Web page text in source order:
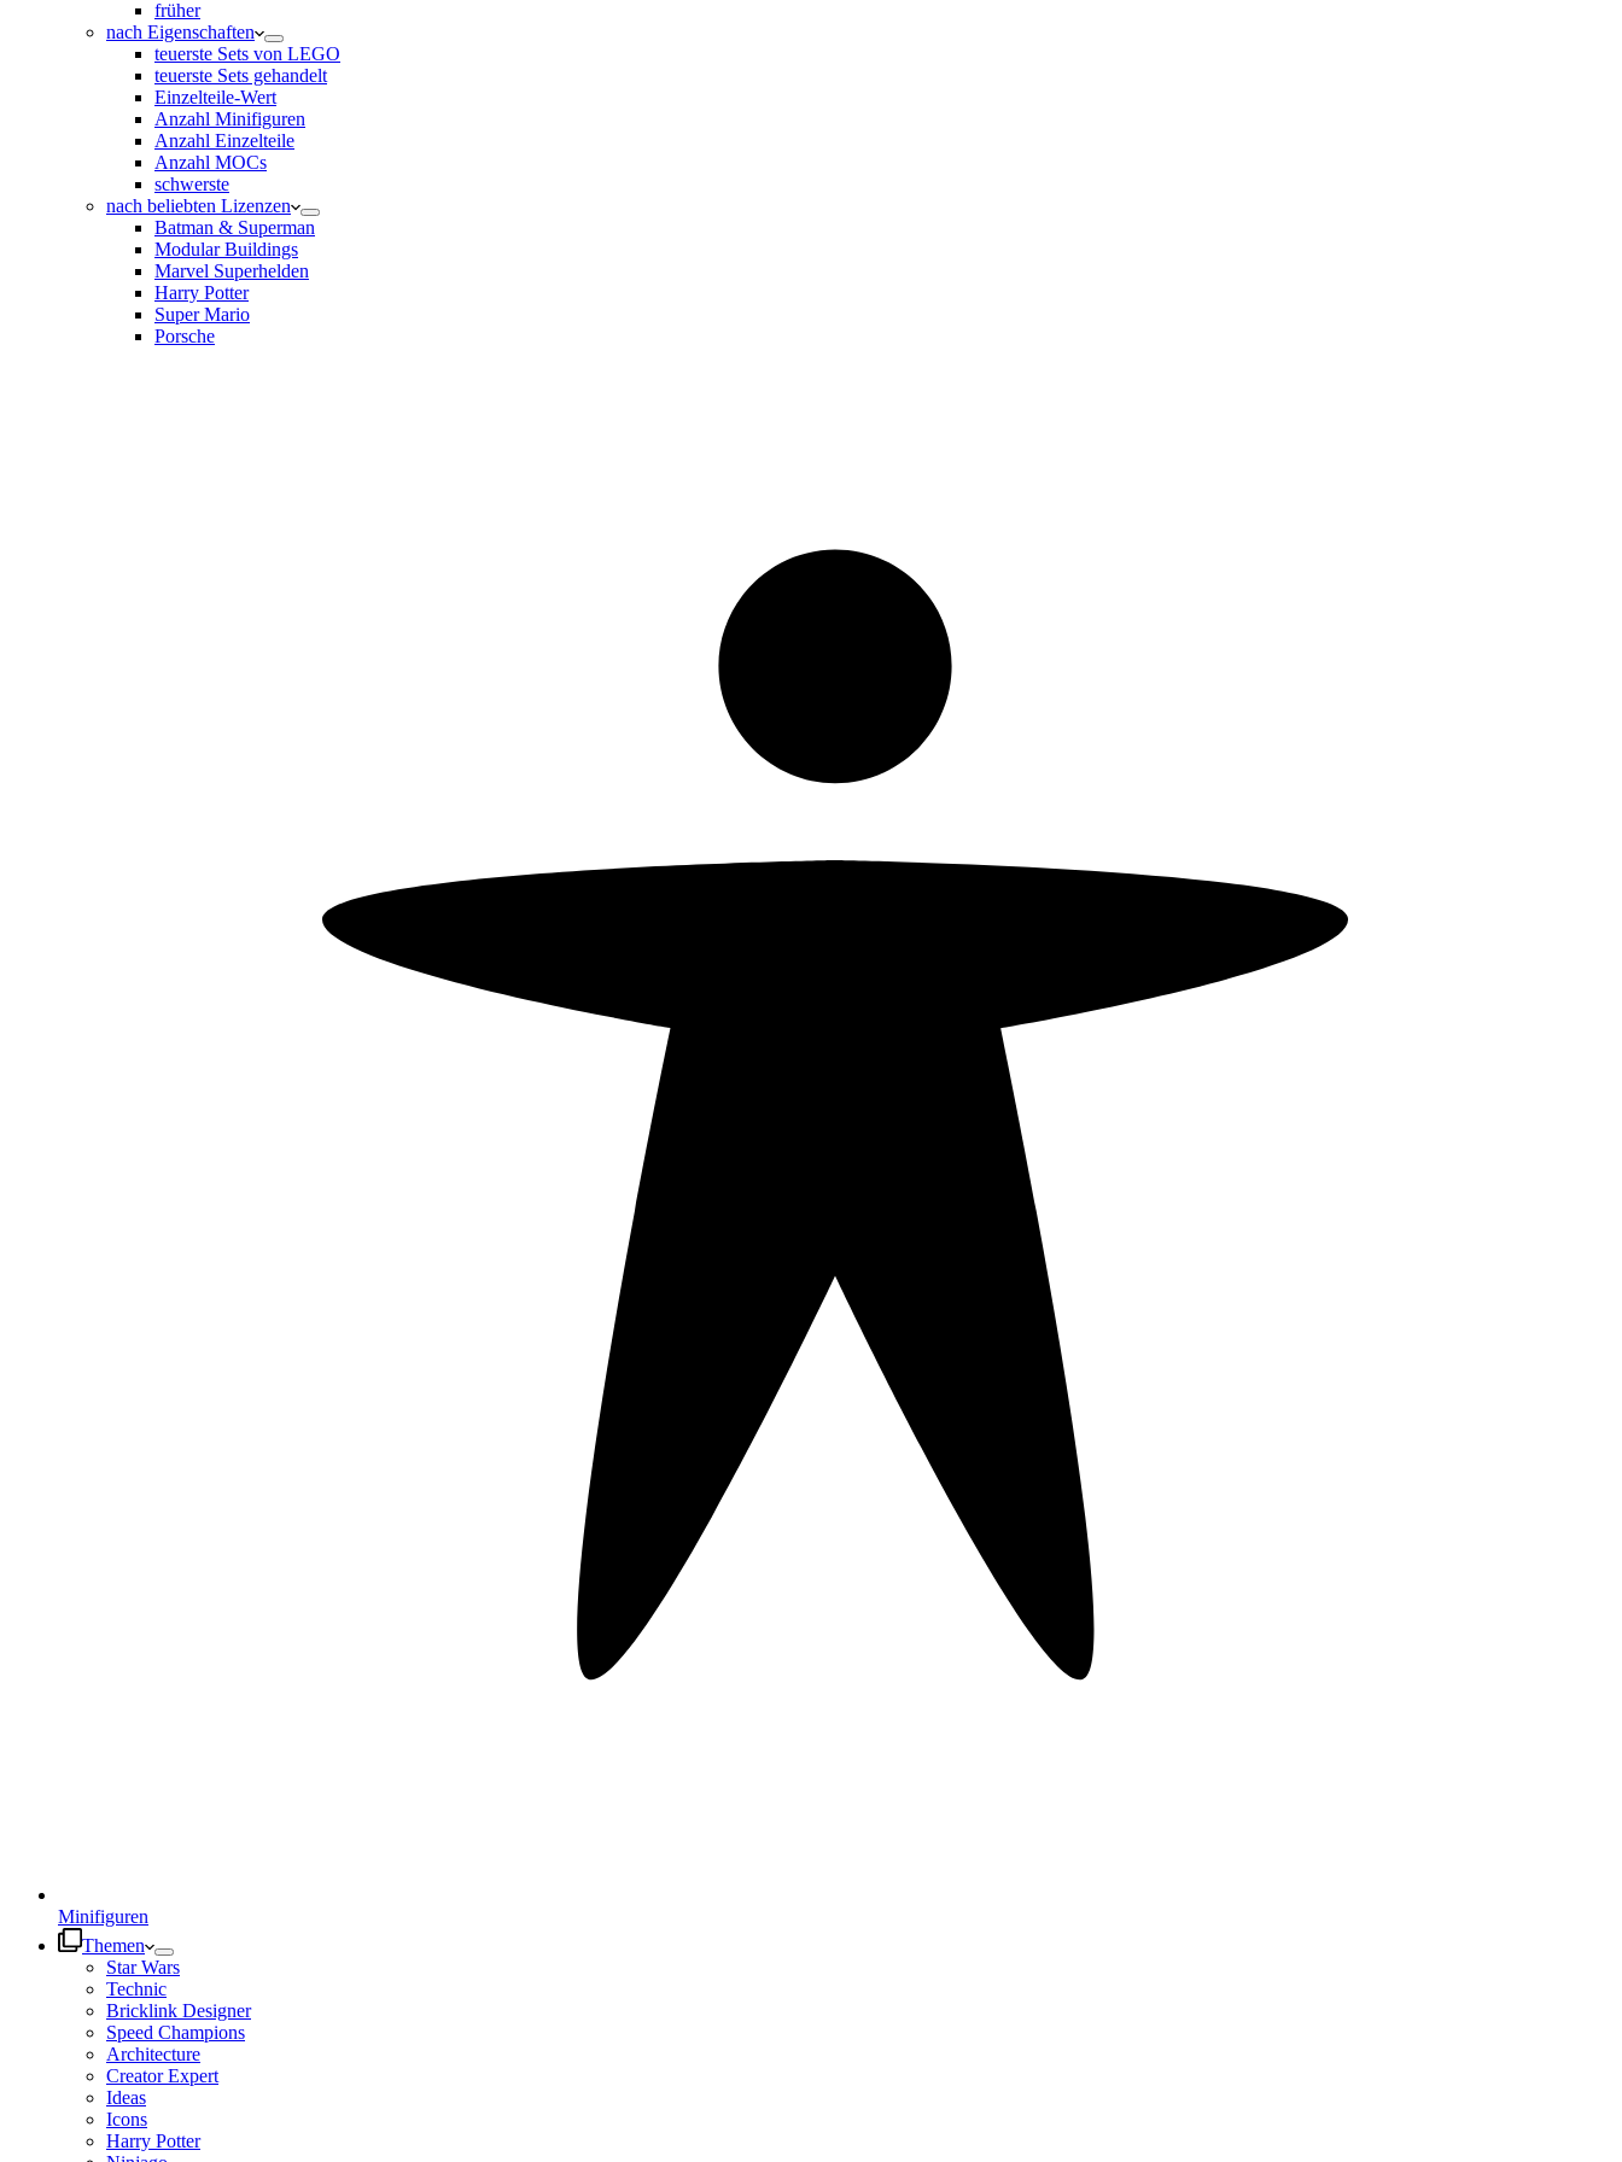
früher
nach Eigenschaften
teuerste Sets von LEGO
teuerste Sets gehandelt
Einzelteile-Wert
Anzahl Minifiguren
Anzahl Einzelteile
Anzahl MOCs
schwerste
nach beliebten Lizenzen
Batman & Superman
Modular Buildings
Marvel Superhelden
Harry Potter
Super Mario
Porsche
Minifiguren
Themen
Star Wars
Technic
Bricklink Designer
Speed Champions
Architecture
Creator Expert
Ideas
Icons
Harry Potter